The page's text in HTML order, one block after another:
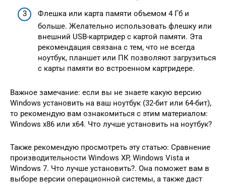
Флешка или карта памяти объемом 4 Гб и
больше. Желательно использовать флешку или
внешний USB-картридер с картой памяти. Эта
рекомендация связана с тем, что не всегда
ноутбук, планшет или ПК позволяют загрузиться
с карты памяти во встроенном картридере.
Важное замечание: если вы не знаете какую версию
Windows установить на ваш ноутбук (32-бит или 64-бит),
то рекомендую вам ознакомиться с этим материалом:
Windows x86 или x64. Что лучше установить на ноутбук?
Также рекомендую просмотреть эту статью: Сравнение
производительности Windows XP, Windows Vista и
Windows 7. Что лучше установить?. Она поможет вам в
выборе версии операционной системы, а также даст